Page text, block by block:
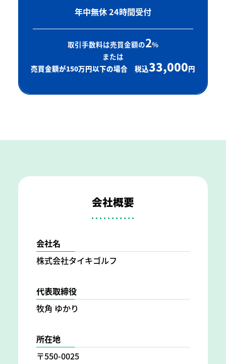
年中無休 24時間受付
取引手数料は売買金額の2%
または
売買金額が150万円以下の場合 税込33,000円
会社概要
会社名
株式会社タイキゴルフ
代表取締役
牧角 ゆかり
所在地
〒550-0025